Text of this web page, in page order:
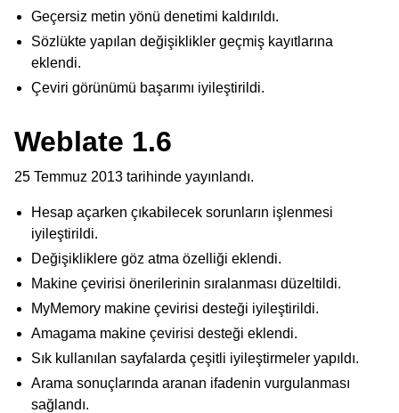
Geçersiz metin yönü denetimi kaldırıldı.
Sözlükte yapılan değişiklikler geçmiş kayıtlarına
eklendi.
Çeviri görünümü başarımı iyileştirildi.
Weblate 1.6
25 Temmuz 2013 tarihinde yayınlandı.
Hesap açarken çıkabilecek sorunların işlenmesi
iyileştirildi.
Değişikliklere göz atma özelliği eklendi.
Makine çevirisi önerilerinin sıralanması düzeltildi.
MyMemory makine çevirisi desteği iyileştirildi.
Amagama makine çevirisi desteği eklendi.
Sık kullanılan sayfalarda çeşitli iyileştirmeler yapıldı.
Arama sonuçlarında aranan ifadenin vurgulanması
sağlandı.